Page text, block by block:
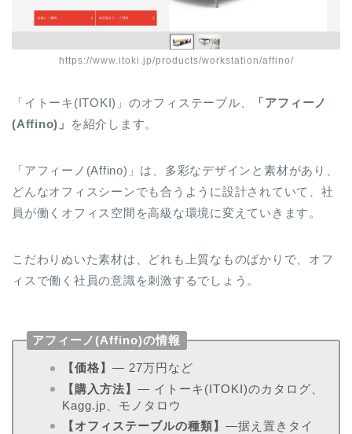
https://www.itoki.jp/products/workstation/affino/
「イトーキ(ITOKI)」のオフィステーブル、
「アフィーノ
(Affino)」
を紹介します。
「アフィーノ(Affino)」は、多彩なデザインと素材があり、
どんなオフィスシーンでも合うように設計されていて、社
員が働くオフィス空間を高級な環境に変えていきます。
こだわりぬいた素材は、どれも上質なものばかりで、オフ
ィスで働く社員の意識を刺激するでしょう。
アフィーノ(Affino)の情報
【価格】 ― 27万円など
【購入方法】 ― イトーキ(ITOKI)のカタログ、
Kagg.jp、モノタロウ
【オフィステーブルの種類】 ―据え置きタイ